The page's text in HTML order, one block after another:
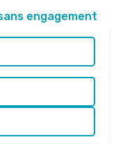
engagement